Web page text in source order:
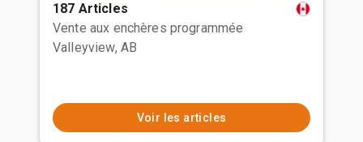
187 Articles
Vente aux enchères programmée
Valleyview, AB
Voir les articles